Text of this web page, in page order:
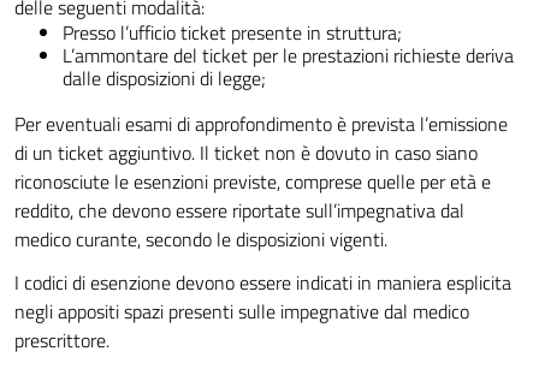
delle seguenti modalità:
Presso l’ufficio ticket presente in struttura;
L’ammontare del ticket per le prestazioni richieste deriva
dalle disposizioni di legge;
Per eventuali esami di approfondimento è prevista l’emissione
di un ticket aggiuntivo. Il ticket non è dovuto in caso siano
riconosciute le esenzioni previste, comprese quelle per età e
reddito, che devono essere riportate sull’impegnativa dal
medico curante, secondo le disposizioni vigenti.
I codici di esenzione devono essere indicati in maniera esplicita
negli appositi spazi presenti sulle impegnative dal medico
prescrittore.